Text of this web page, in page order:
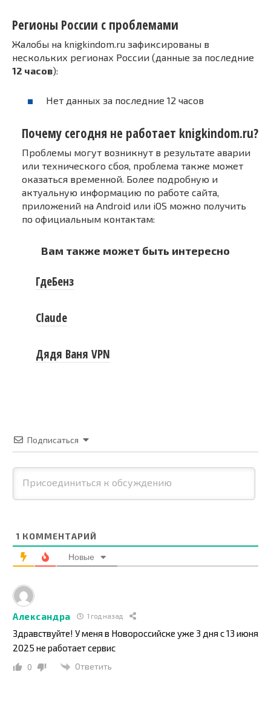
Регионы России с проблемами
Жалобы на knigkindom.ru зафиксированы в
нескольких регионах России (данные за последние
12 часов):
Нет данных за последние 12 часов
Почему сегодня не работает knigkindom.ru?
Проблемы могут возникнут в результате аварии
или технического сбоя, проблема также может
оказаться временной. Более подробную и
актуальную информацию по работе сайта,
приложений на Android или iOS можно получить
по официальным контактам:
Вам также может быть интересно
ГдеБенз
Claude
Дядя Ваня VPN
Подписаться
1 КОММЕНТАРИЙ
Новые
Александра 1 год назад
Здравствуйте! У меня в Новороссийске уже 3 дня с 13 июня
2025 не работает сервис
0 Ответить